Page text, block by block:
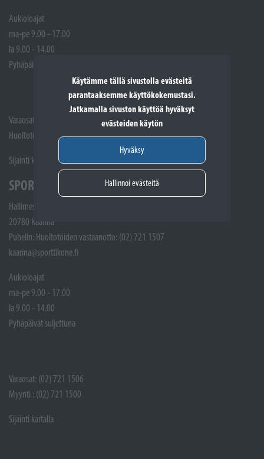
Käytämme tällä sivustolla evästeitä
parantaaksemme käyttökokemustasi.
Jatkamalla sivuston käyttöä hyväksyt
evästeiden käytön
Hyväksy
Hallinnoi evästeitä
Aukioloajat
ma-pe 9.00 - 17.00
la 9.00 - 14.00
Pyhäpäivät suljettuna
Varaosat: (02) 721 1407
Huoltotöiden vastaanotto: 02 7211405
Sijainti kartalla
SPORTTIKONE KAARINA
Hallimestarinkatu 4
20780 Kaarina
Puhelin: Huoltotöiden vastaanotto: (02) 721 1507
kaarina@sporttikone.fi
Aukioloajat
ma-pe 9.00 - 17.00
la 9.00 - 14.00
Pyhäpäivät suljettuna
Varaosat: (02) 721 1506
Myynti : (02) 721 1500
Sijainti kartalla